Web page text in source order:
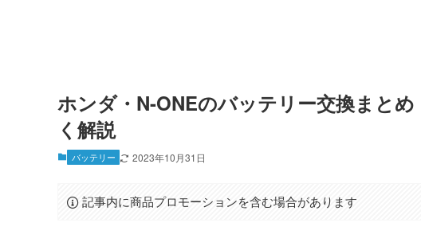
ホンダ・N-ONEのバッテリー交換まと
く解説
バッテリー 2023年10月31日
記事内に商品プロモーションを含む場合があります